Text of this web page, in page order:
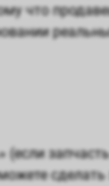
что